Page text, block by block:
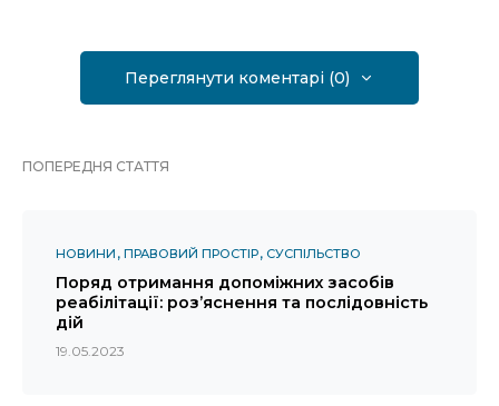
Переглянути коментарі (0)
ПОПЕРЕДНЯ СТАТТЯ
НОВИНИ ПРАВОВИЙ ПРОСТІР СУСПІЛЬСТВО
Поряд отримання допоміжних засобів
реабілітації: роз’яснення та послідовність
дій
19.05.2023